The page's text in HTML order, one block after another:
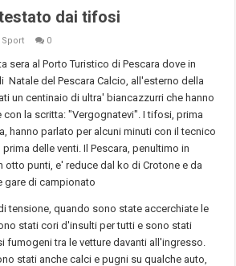
dai tifosi
Sport 0
sera al Porto Turistico diPescara dove in
Natale delPescara Calcio, all'esterno della
un centinaio di ultra' biancazzurri che hanno
la scritta: "Vergognatevi". I tifosi, prima
hanno parlato per alcuni minuti con il tecnico
delle venti. IlPescara , penultimo in
otto punti, e' reduce dal ko di Crotone e da
gare di campionato
tensione, quando sono state accerchiate le
stati cori d'insulti per tutti e sono stati
fumogeni tra le vetture davanti all'ingresso.
stati anche calci e pugni su qualche auto,